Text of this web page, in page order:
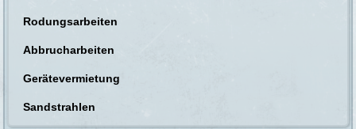
Rodungsarbeiten
Abbrucharbeiten
Gerätevermietung
Sandstrahlen